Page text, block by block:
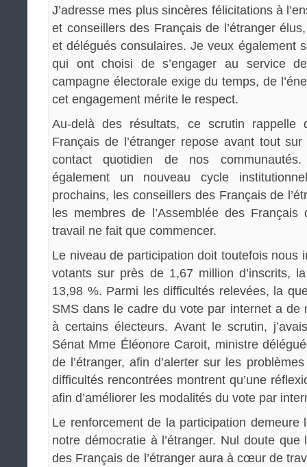
J’adresse mes plus sincères félicitations à
et conseillers des Français de l’étranger
et délégués consulaires. Je veux également
qui ont choisi de s’engager au service
campagne électorale exige du temps, de
cet engagement mérite le respect.
Au-delà des résultats, ce scrutin rappelle
Français de l’étranger repose avant tout
contact quotidien de nos
également un nouveau cycle
prochains, les conseillers des Français de
les membres de l’Assemblée des Français
travail ne fait que commencer.
Le niveau de participation doit toutefois nous
votants sur près de 1,67 million d’inscrits,
13,98 %. Parmi les difficultés relevées, la
SMS dans le cadre du vote par internet a de
à certains électeurs. Avant le scrutin,
Sénat Mme Éléonore Caroit, ministre
de l’étranger, afin d’alerter sur les
difficultés rencontrées montrent qu’une
afin d’améliorer les modalités du vote par
Le renforcement de la participation demeure
notre démocratie à l’étranger. Nul doute que
des Français de l’étranger aura à cœur de